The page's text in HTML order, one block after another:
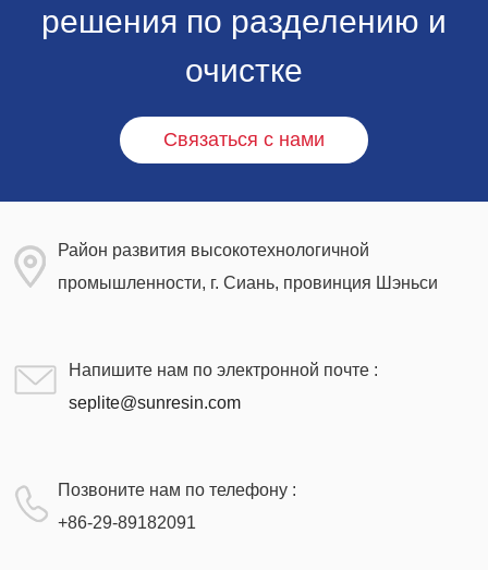
решения по разделению и
очистке
Связаться с нами
Район развития высокотехнологичной
промышленности, г. Сиань, провинция Шэньси
Напишите нам по электронной почте :
seplite@sunresin.com
Позвоните нам по телефону :
+86-29-89182091